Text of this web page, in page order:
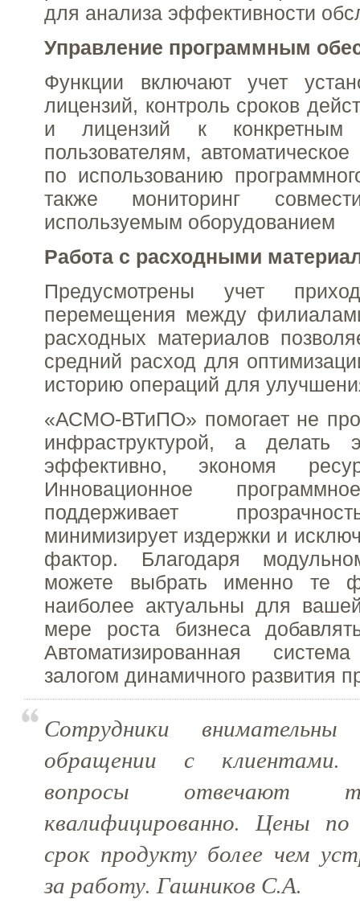
для анализа эффективности
Управление программным
Функции включают учет
лицензий, контроль сроков
и лицензий к конкретным
пользователям, автоматическое
по использованию
также мониторинг
используемым оборудованием
Работа с расходными
Предусмотрены учет
перемещения между
расходных материалов
средний расход для
историю операций для
«АСМО-ВТиПО» помогает не
инфраструктурой, а делать
эффективно, экономя
Инновационное
поддерживает
минимизирует издержки и
фактор. Благодаря
можете выбрать именно те
наиболее актуальны для
мере роста бизнеса
Автоматизированная
залогом динамичного развития
Сотрудники
обращении с
вопросы
квалифицированно. Цены
срок продукту более чем
за работу. Гашников С.А.